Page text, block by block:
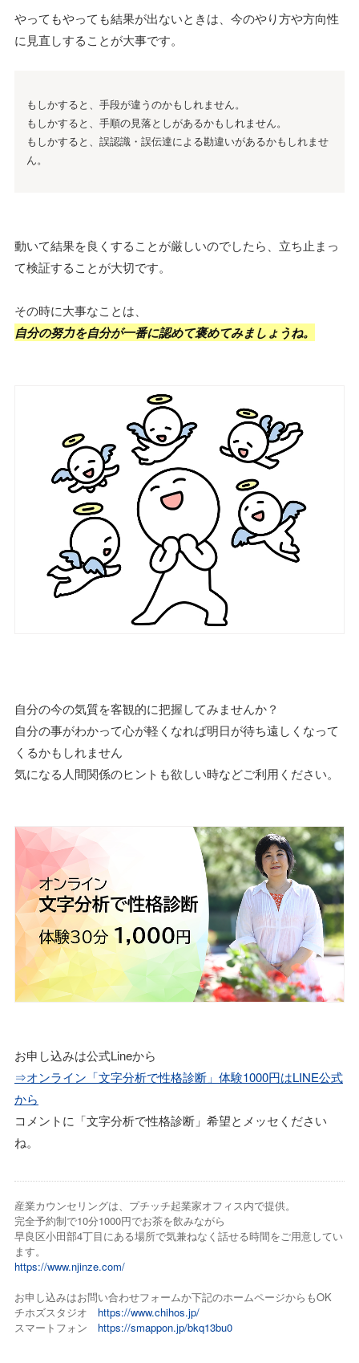
やってもやっても結果が出ないときは、今のやり方や方向性
に見直しすることが大事です。
もしかすると、手段が違うのかもしれません。
もしかすると、手順の見落としがあるかもしれません。
もしかすると、誤認識・誤伝達による勘違いがあるかもしれませ
ん。
動いて結果を良くすることが厳しいのでしたら、立ち止まっ
て検証することが大切です。
その時に大事なことは、
自分の努力を自分が一番に認めて褒めてみましょうね。
自分の今の気質を客観的に把握してみませんか？
自分の事がわかって心が軽くなれば明日が待ち遠しくなって
くるかもしれません
気になる人間関係のヒントも欲しい時などご利用ください。
お申し込みは公式Lineから
⇒オンライン「文字分析で性格診断」体験1000円はLINE公式
から
コメントに「文字分析で性格診断」希望とメッセください
ね。
産業カウンセリングは、プチッチ起業家オフィス内で提供。
完全予約制で10分1000円でお茶を飲みながら
早良区小田部4丁目にある場所で気兼ねなく話せる時間をご用意してい
ます。
https://www.njinze.com/
お申し込みはお問い合わせフォームか下記のホームページからもOK
チホズスタジオ https://www.chihos.jp/
スマートフォン https://smappon.jp/bkq13bu0